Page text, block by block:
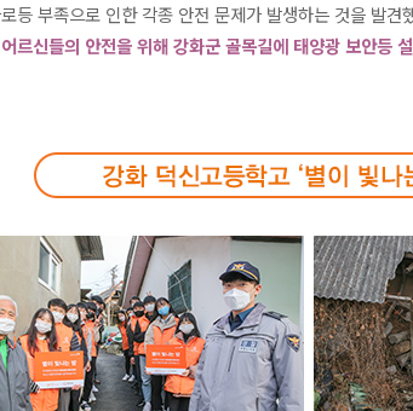
등 부족으로 인한 각종 안전 문제가 발생하는 것을 발견
르신들의 안전을 위해 강화군 골목길에 태양광 보안등